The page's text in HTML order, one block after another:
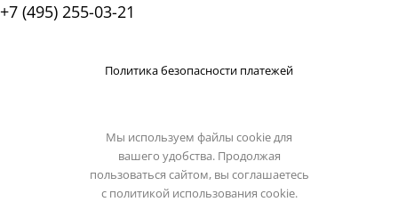
+7 (495) 255-03-21
Политика безопасности платежей
Мы используем файлы cookie для
вашего удобства. Продолжая
пользоваться сайтом, вы соглашаетесь
с политикой использования cookie.